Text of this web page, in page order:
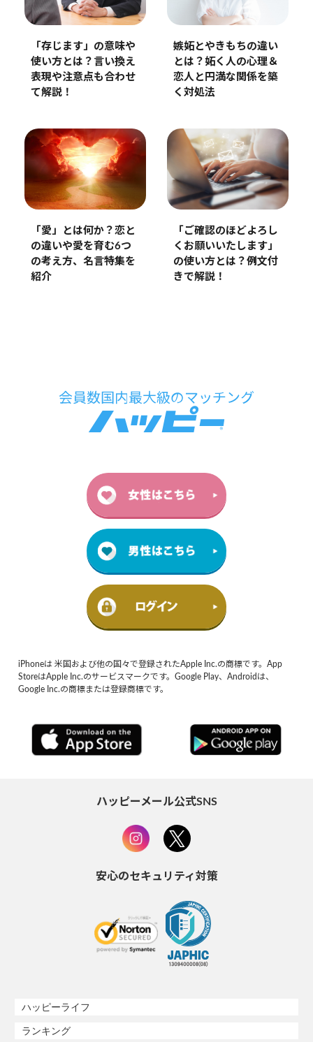
「存じます」の意味や
使い方とは？言い換え
表現や注意点も合わせ
て解説！
嫉妬とやきもちの違い
とは？妬く人の心理＆
恋人と円満な関係を築
く対処法
「愛」とは何か？恋と
の違いや愛を育む6つ
の考え方、名言特集を
紹介
「ご確認のほどよろし
くお願いいたします」
の使い方とは？例文付
きで解説！
iPhoneは 米国および他の国々で登録されたApple Inc.の商標です。App
StoreはApple Inc.のサービスマークです。Google Play、Androidは、
Google Inc.の商標または登録商標です。
ハッピーメール公式SNS
安心のセキュリティ対策
ハッピーライフ
ランキング